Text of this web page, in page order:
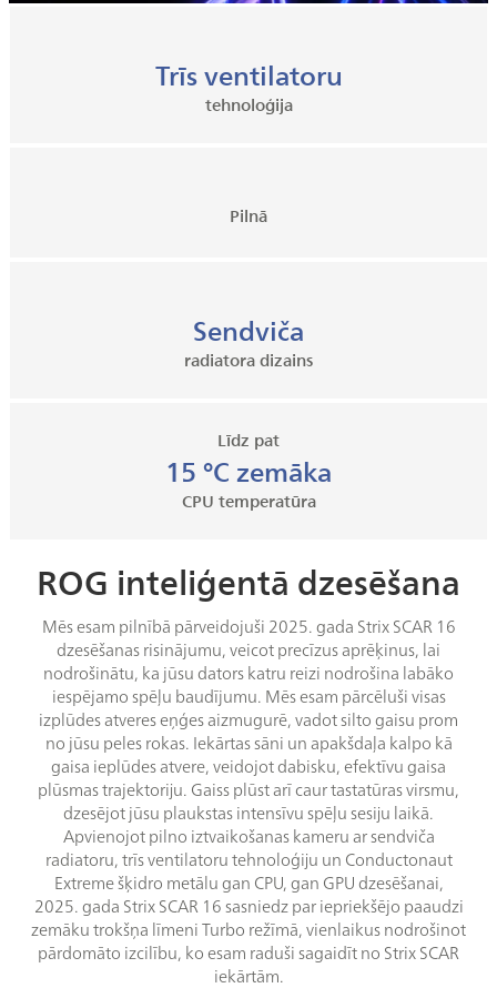
Trīs ventilatoru
tehnoloģija
Pilnā
Sendviča
radiatora dizains
Līdz pat
15 °C zemāka
CPU temperatūra
ROG inteliģentā dzesēšana
Mēs esam pilnībā pārveidojuši 2025. gada Strix SCAR 16
dzesēšanas risinājumu, veicot precīzus aprēķinus, lai
nodrošinātu, ka jūsu dators katru reizi nodrošina labāko
iespējamo spēļu baudījumu. Mēs esam pārcēluši visas
izplūdes atveres eņģes aizmugurē, vadot silto gaisu prom
no jūsu peles rokas. Iekārtas sāni un apakšdaļa kalpo kā
gaisa ieplūdes atvere, veidojot dabisku, efektīvu gaisa
plūsmas trajektoriju. Gaiss plūst arī caur tastatūras virsmu,
dzesējot jūsu plaukstas intensīvu spēļu sesiju laikā.
Apvienojot pilno iztvaikošanas kameru ar sendviča
radiatoru, trīs ventilatoru tehnoloģiju un Conductonaut
Extreme šķidro metālu gan CPU, gan GPU dzesēšanai,
2025. gada Strix SCAR 16 sasniedz par iepriekšējo paaudzi
zemāku trokšņa līmeni Turbo režīmā, vienlaikus nodrošinot
pārdomāto izcilību, ko esam raduši sagaidīt no Strix SCAR
iekārtām.